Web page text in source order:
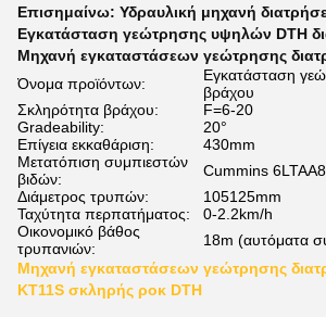
Επισημαίνω: Υδραυλική μηχανή
Εγκατάσταση γεώτρησης υψηλών DTH
Μηχανή εγκαταστάσεων γεώτρησης
Όνομα προϊόντων:
Εγκατάσταση
βράχου
Σκληρότητα βράχου:
F=6-20
Gradeability:
20°
Επίγεια εκκαθάριση:
430mm
Μετατόπιση συμπιεστών
βιδών:
Cummins
Διάμετρος τρυπών:
105125mm
Ταχύτητα περπατήματος:
0-2.2km/h
Οικονομικό βάθος
τρυπανιών:
18m (αυτόματα
Μηχανή εγκαταστάσεων γεώτρησης
KT11S σκληρής ροκ DTH